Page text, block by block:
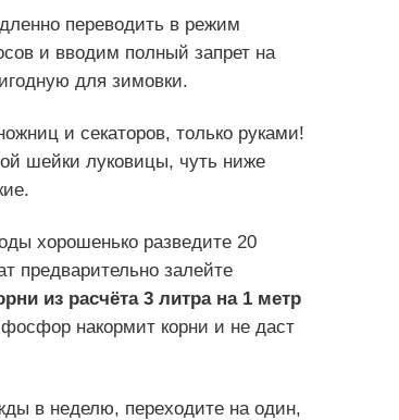
переводить в режим
и вводим полный запрет на
для зимовки.
и секаторов, только руками!
шейки луковицы, чуть ниже
хорошенько разведите 20
предварительно залейте
из расчёта 3 литра на 1 метр
накормит корни и не даст
в неделю, переходите на один,